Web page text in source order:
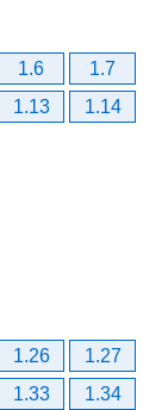
1.6
1.7
1.13
1.14
1.26
1.27
1.33
1.34